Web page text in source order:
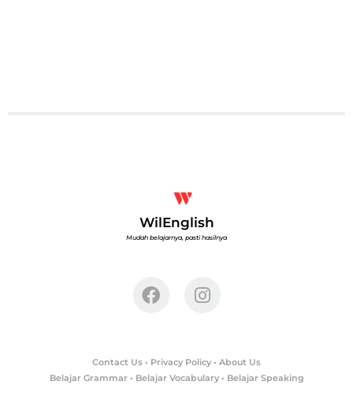
WilEnglish
Mudah belajarnya, pasti hasilnya
Contact Us • Privacy Policy • About Us
Belajar Grammar• Belajar Vocabulary• Belajar Speaking